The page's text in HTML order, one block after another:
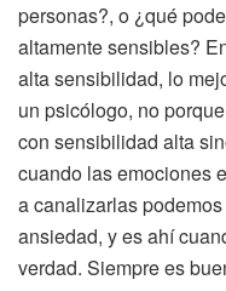
personas?, o ¿qué
altamente sensibles?
alta sensibilidad, lo
un psicólogo, no
con sensibilidad alta
cuando las emociones
a canalizarlas
ansiedad, y es ahí
verdad. Siempre es